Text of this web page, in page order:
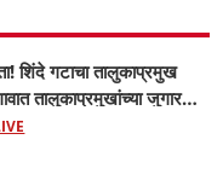
शिंदे गटाचा तालुकाप्रमुख
तालुकाप्रमुखांच्या जुगार
पथकाची धाड.. अंधारात